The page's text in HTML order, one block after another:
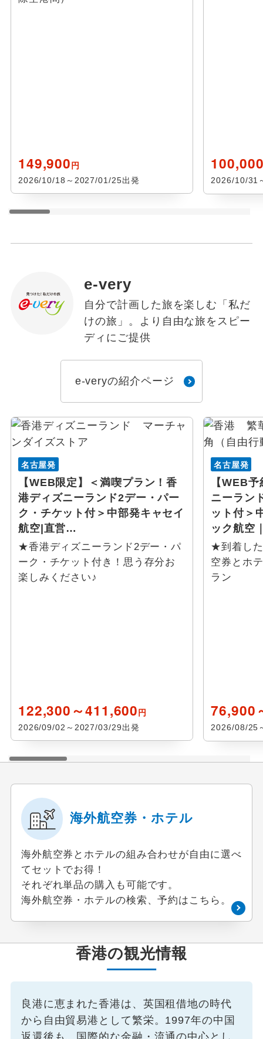
149,900円
2026/10/18～2027/01/25出発 2026/10/31
e-very
自分で計画した旅を楽しむ「私だ
けの旅」。より自由な旅をスピー
ディにご提供
e-veryの紹介ページ
名古屋発
【WEB限定】＜満喫プラン！香
港ディズニーランド2デー・パー
ク・チケット付＞中部発キャセイ
航空|直営…
★香港ディズニーランド2デー・パ
ーク・チケット付き！思う存分お
楽しみください♪
122,300～411,600円
2026/09/02～2027/03/29出発
名古屋発
【WEB
ニーラン
ット付＞
ック航空
★到着し
空券とホ
ラン
76,900
2026/08/25
海外航空券・ホテル
海外航空券とホテルの組み合わせが自由に選べ
てセットでお得！
それぞれ単品の購入も可能です。
海外航空券・ホテルの検索、予約はこちら。
香港の観光情報
良港に恵まれた香港は、英国租借地の時代
から自由貿易港として繁栄。1997年の中国